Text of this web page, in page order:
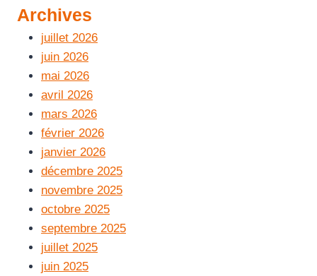
Archives
juillet 2026
juin 2026
mai 2026
avril 2026
mars 2026
février 2026
janvier 2026
décembre 2025
novembre 2025
octobre 2025
septembre 2025
juillet 2025
juin 2025